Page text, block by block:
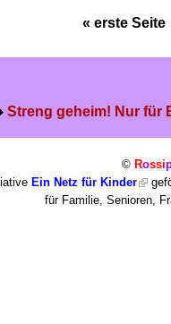
« erste Seite
Streng geheim! Nur für
© Rossi
Ein Netz für Kinder
für Familie, Senioren,